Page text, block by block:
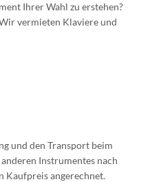
Ihrer Wahl zu erstehen?
vermieten Klaviere und
und den Transport beim
Instrumentes nach
Kaufpreis angerechnet.